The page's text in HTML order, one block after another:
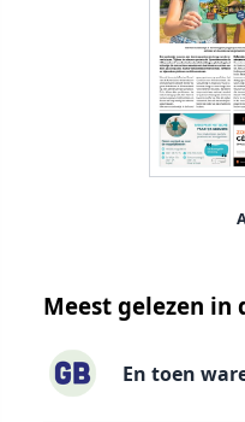
Meest gelezen in
En toen